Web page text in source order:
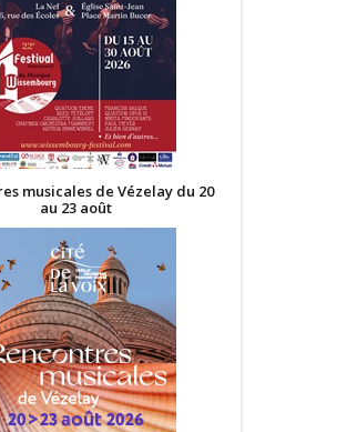
musicales de Vézelay du 20
au 23 août